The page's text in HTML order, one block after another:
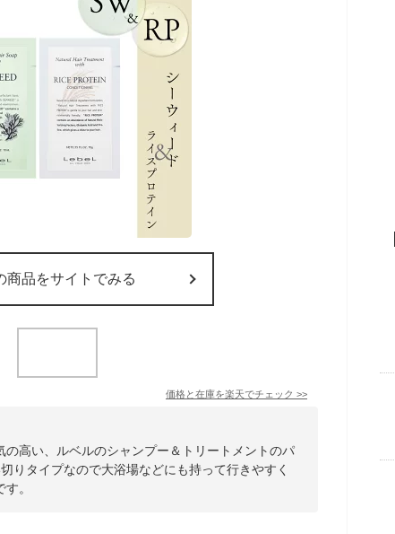
商品をサイトでみる
価格と在庫を楽天でチェック >>
高い、ルベルのシャンプー＆トリートメントのパ
りタイプなので大浴場などにも持って行きやすく
。